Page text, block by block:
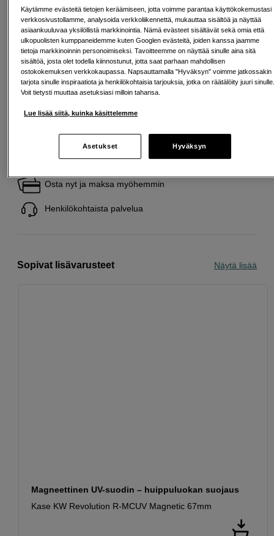
Maksa Svea-erämaksulla
Esimerkki: 36 kk, 48 EUR/kk, yhteensä 1 733 EUR, todellinen vuosikorko
19,07 %
Avausmaksu 5 EUR, laskutusmaksu 0 EUR/kk lisäksi
Lainaaminen maksaa! Jos et pysty maksamaan velkaa ajoissa, saatat
saada maksuhäiriömerkinnän. Se voi vaikeuttaa asunnon vuokraamista,
liittymien tekemistä ja uusien lainojen saamista. Apua saat kuntasi talous- ja
velkaneuvonnasta. Yhteystiedot löydät sivulta kkv.fi (avautuu uuteen
Ilmainen toimitus yli 200 EUR ostoksille
Osta nyt ja maksa myöhemmin
Henkilökohtaista palvelua
Sopivat lisävarusteet Näytä lisää
Magneettinen UV-suodin – huippuluokan suojaus
Kase KW Revolution R-MCUV Magnetic 67mm
Käytämme evästeitä tietojen keräämiseen, jotta voimme parantaa käyttökokemustasi
verkkosivustollamme, analysoida verkkoliikennettä, mukauttaa sisältöä ja näyttää
asiaankuuluvaa yksilöllistä markkinointia. Nämä evästeet sisältävät sekä omia että
ulkopuolisten kumppaneidemme kuten Googlen evästeitä, joiden kanssa jaamme
tietoja markkinoinnin personoimiseksi. Tavoitteemme on näyttää sinulle aina sitä
sisältöä, josta olet todella kiinnostunut, jotta saat parhaan mahdollisen
ostokokemuksen verkkokaupassa. Napsauttamalla "Hyväksyn" voimme jatkossakin
tarjota sinulle inspiraatiota ja henkilökohtaisia tarjouksia, jotka on räätälöity juuri
Voit tietysti muuttaa asetuksiasi milloin tahansa.
Lue lisää siitä, kuinka käsittelemme
Asetukset Hyväksyn